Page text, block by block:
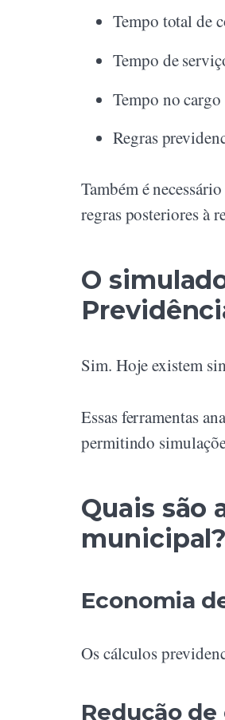
Tempo total de
Tempo de
Tempo no
Regras
Também é
regras posteriores à
O
Sim. Hoje existem
Essas ferramentas
permitindo
Quais são
municipal?
Economia
Os cálculos
Redução de